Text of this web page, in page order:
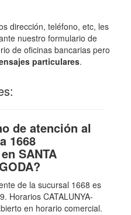
dirección, teléfono, etc, les
nuestro formulario de
de oficinas bancarias pero
particulares.
de atención al
1668
SANTA
de la sucursal 1668 es
Horarios CATALUNYA-
en horario comercial.